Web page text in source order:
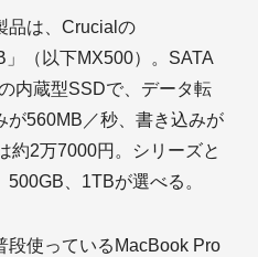
品は、Crucialの
（以下MX500）。SATA
内蔵型SSDで、データ転
が560MB／秒、書き込みが
約2万7000円。シリーズと
、1TBが選べる。
段使っているMacBook Pro